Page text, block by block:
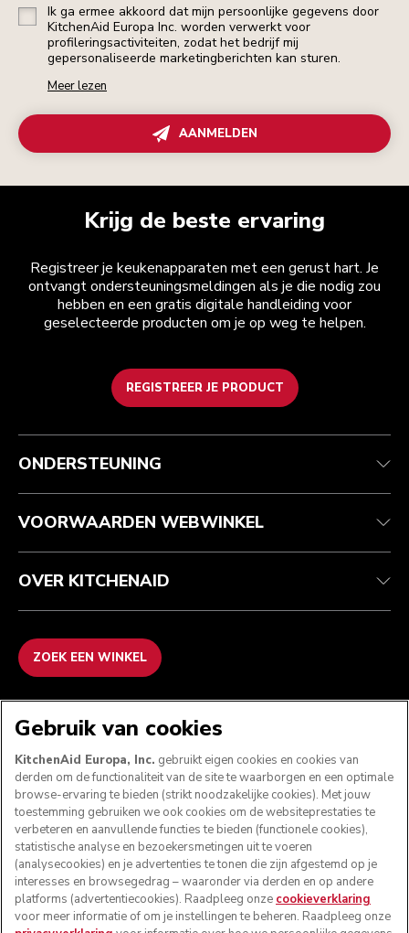
Ik ga ermee akkoord dat mijn persoonlijke gegevens door
KitchenAid Europa Inc. worden verwerkt voor
profileringsactiviteiten, zodat het bedrijf mij
gepersonaliseerde marketingberichten kan sturen.
Meer lezen
AANMELDEN
Krijg de beste ervaring
Registreer je keukenapparaten met een gerust hart. Je
ontvangt ondersteuningsmeldingen als je die nodig zou
hebben en een gratis digitale handleiding voor
geselecteerde producten om je op weg te helpen.
REGISTREER JE PRODUCT
Health check
Je bestelling volgen
Garantie en documenten
Recupel
Algemene voorwaarden
Retournering en terugbetaling
Imprint
ODR
Het merk
Zoek een winkel
ONDERSTEUNING
VOORWAARDEN WEBWINKEL
OVER KITCHENAID
ZOEK EEN WINKEL
VOLG ONS
Gebruik van cookies
KitchenAid Europa, Inc. gebruikt eigen cookies en cookies van
derden om de functionaliteit van de site te waarborgen en een optimale
browse-ervaring te bieden (strikt noodzakelijke cookies). Met jouw
toestemming gebruiken we ook cookies om de websiteprestaties te
verbeteren en aanvullende functies te bieden (functionele cookies),
statistische analyse en bezoekersmetingen uit te voeren
(analysecookies) en je advertenties te tonen die zijn afgestemd op je
interesses en browsegedrag – waaronder via derden en op andere
platforms (advertentiecookies). Raadpleeg onze cookieverklaring
voor meer informatie of om je instellingen te beheren. Raadpleeg onze